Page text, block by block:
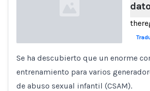
Se ha descubierto que un enorme
entrenamiento para varios
de abuso sexual infantil (CSAM).